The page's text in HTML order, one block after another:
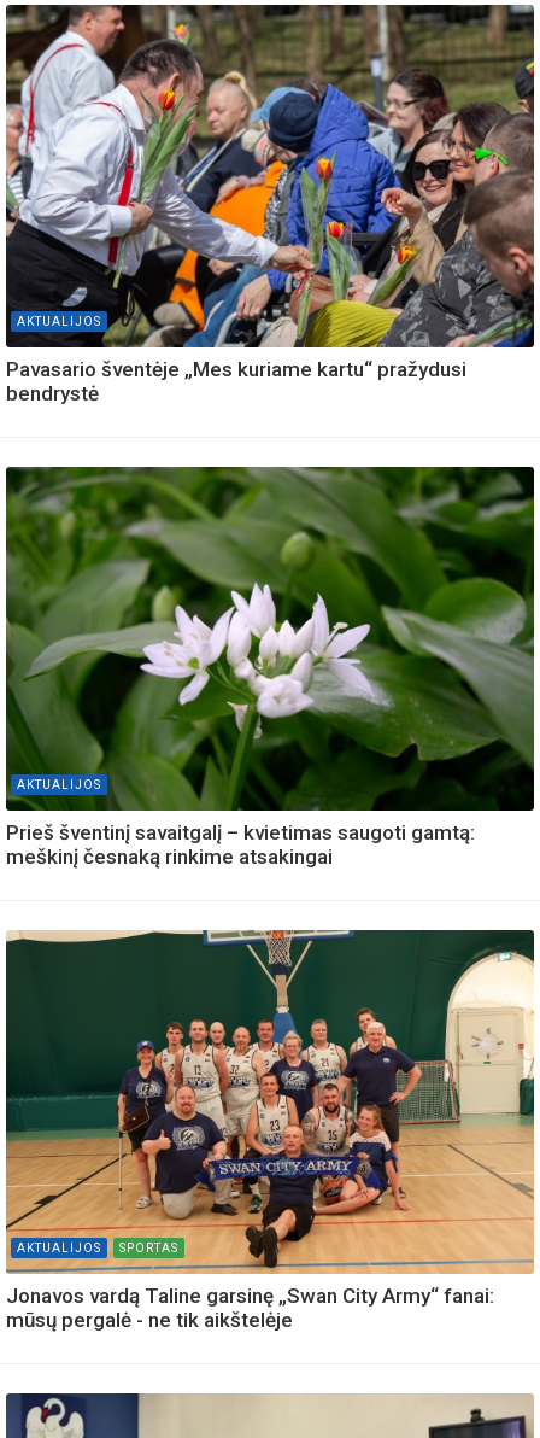
AKTUALIJOS
Pavasario šventėje „Mes kuriame kartu“ pražydusi
bendrystė
AKTUALIJOS
Prieš šventinį savaitgalį – kvietimas saugoti gamtą:
meškinį česnaką rinkime atsakingai
AKTUALIJOS SPORTAS
Jonavos vardą Taline garsinę „Swan City Army“ fanai:
mūsų pergalė - ne tik aikštelėje